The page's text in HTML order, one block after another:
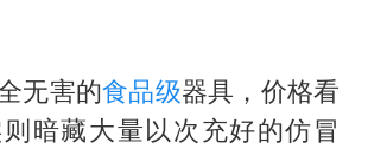
无害的食品级器具，价格看
暗藏大量以次充好的仿冒